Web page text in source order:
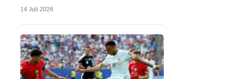
14 Juli 2026